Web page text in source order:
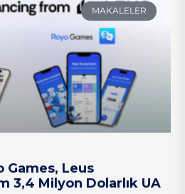
MAKALELER
Games, Leus
3,4 Milyon Dolarlık UA